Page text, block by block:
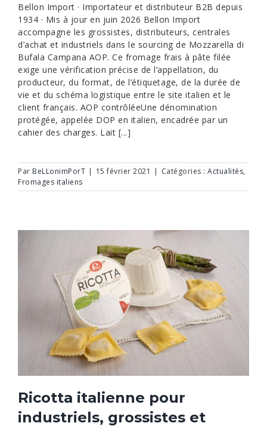
Bellon Import · Importateur et distributeur B2B depuis
1934 · Mis à jour en juin 2026 Bellon Import
accompagne les grossistes, distributeurs, centrales
d’achat et industriels dans le sourcing de Mozzarella di
Bufala Campana AOP. Ce fromage frais à pâte filée
exige une vérification précise de l’appellation, du
producteur, du format, de l’étiquetage, de la durée de
vie et du schéma logistique entre le site italien et le
client français. AOP contrôléeUne dénomination
protégée, appelée DOP en italien, encadrée par un
cahier des charges. Lait [...]
Par BeLLonimPorT | 15 février 2021 | Catégories : Actualités,
Fromages italiens
Ricotta italienne pour
industriels, grossistes et